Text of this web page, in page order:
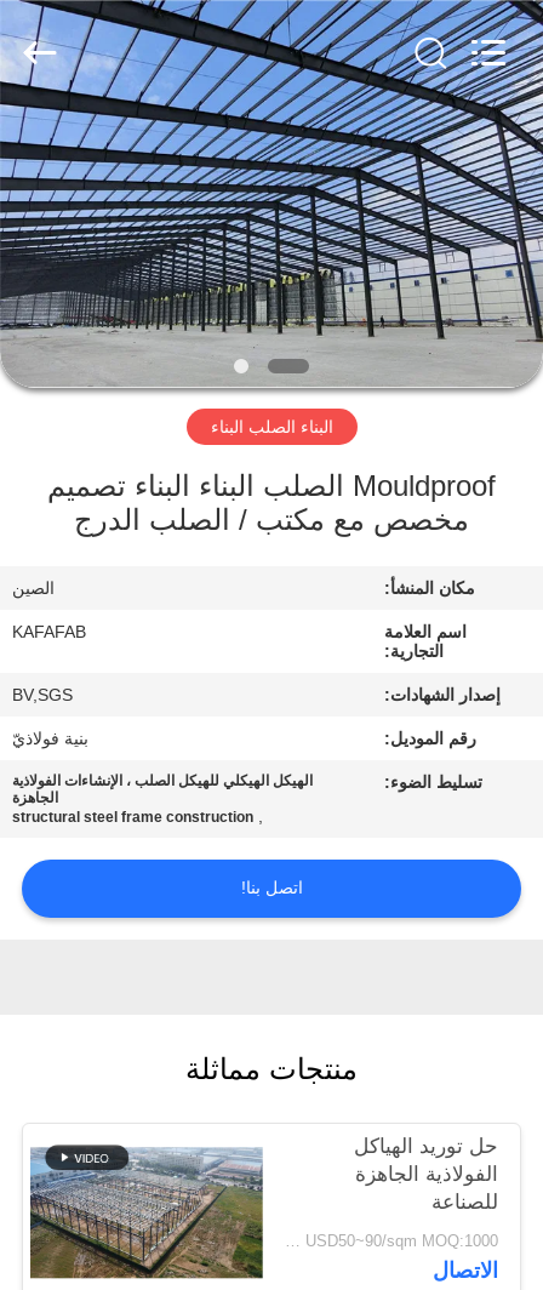
المنزل
المنتجات
فيديوهات
عرض
الواقع
معلومات
في
المصنع
مراقبة
اتصل
القضايا
خريطة
الموقع
Qingdao
KaFa
Fabrication
Co.,
Ltd..
All
Rights
Reserved.
البناء الصلب البناء
Mouldproof الصلب البناء البناء تصميم
مخصص مع مكتب / الصلب الدرج
مكان المنشأ: الصين
اسم العلامة
التجارية:
KAFAFAB
إصدار الشهادات: BV,SGS
رقم الموديل: بنية فولاذيّ
تسليط الضوء:
الهيكل الهيكلي للهيكل الصلب ، الإنشاءات الفولاذية
الجاهزة
,
structural steel frame construction
اتصل بنا!
منتجات مماثلة
حل توريد الهياكل
الفولاذية الجاهزة
للصناعة
USD50~90/sqm MOQ:1000 متر مربع
الاتصال